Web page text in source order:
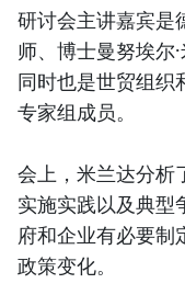
研讨会主讲嘉宾是
师、博士曼努埃尔
同时也是世贸组织
专家组成员。
会上，米兰达分析
实施实践以及典型
府和企业有必要制
政策变化。